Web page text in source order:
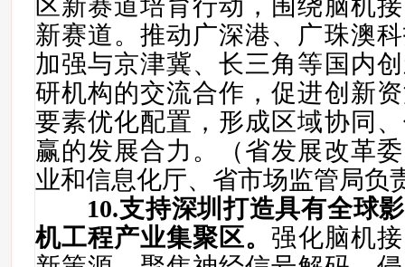
区新赛道培育行动，围绕脑机
新赛道。推动广深港、广珠澳
加强与京津冀、长三角等国内
研机构的交流合作，促进创新
要素优化配置，形成区域协同
赢的发展合力。（省发展改革
业和信息化厅、省市场监管局负
10.支持深圳打造具有全球
机工程产业集聚区。强化脑机